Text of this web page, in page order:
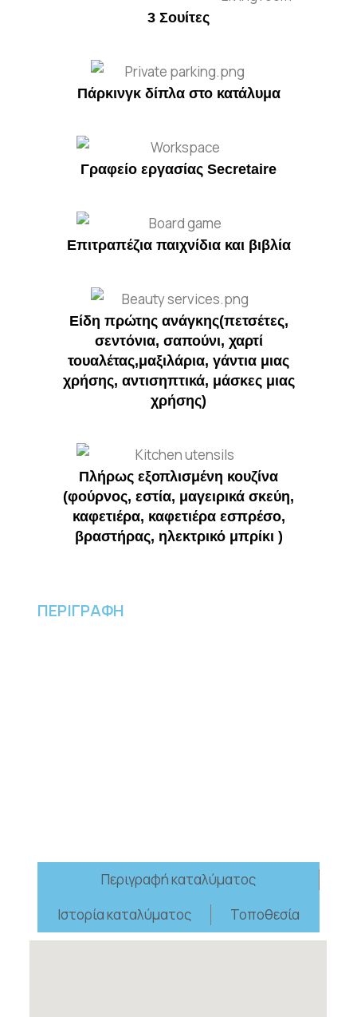
3 Σουίτες
Πάρκινγκ δίπλα στο κατάλυμα
Γραφείο εργασίας Secretaire
Επιτραπέζια παιχνίδια και βιβλία
Είδη πρώτης ανάγκης(πετσέτες,
σεντόνια, σαπούνι, χαρτί
τουαλέτας,μαξιλάρια, γάντια μιας
χρήσης, αντισηπτικά, μάσκες μιας
χρήσης)
Πλήρως εξοπλισμένη κουζίνα
(φούρνος, εστία, μαγειρικά σκεύη,
καφετιέρα, καφετιέρα εσπρέσο,
βραστήρας, ηλεκτρικό μπρίκι )
ΠΕΡΙΓΡΑΦΗ
Περιγραφή καταλύματος
Ιστορία καταλύματος
Τοποθεσία